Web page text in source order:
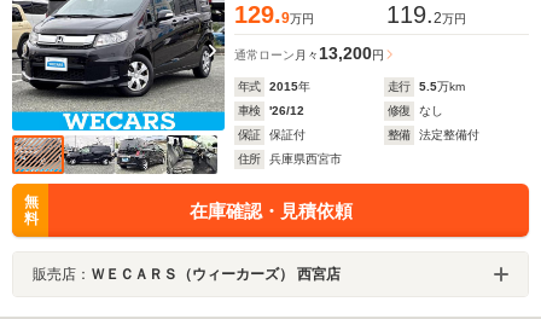
129.9万円 119.2万円
通常ローン 月々13,200円
年式 2015年 走行 5.5万km
車検
'26/12 修復
なし
保証
保証付 整備
法定整備付
住所
兵庫県西宮市
無
料
在庫確認・見積依頼
販売店： ＷＥＣＡＲＳ（ウィーカーズ） 西宮店